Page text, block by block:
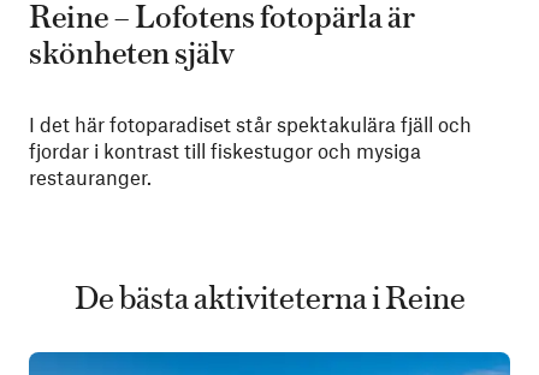
Reine – Lofotens fotopärla är
skönheten själv
I det här fotoparadiset står spektakulära fjäll och
fjordar i kontrast till fiskestugor och mysiga
restauranger.
De bästa aktiviteterna i Reine